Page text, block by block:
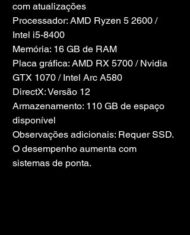
com atualizações
Processador: AMD Ryzen 5 2600 /
Intel i5-8400
Memória: 16 GB de RAM
Placa gráfica: AMD RX 5700 / Nvidia
GTX 1070 / Intel Arc A580
DirectX: Versão 12
Armazenamento: 110 GB de espaço
disponível
Observações adicionais: Requer SSD.
O desempenho aumenta com
sistemas de ponta.